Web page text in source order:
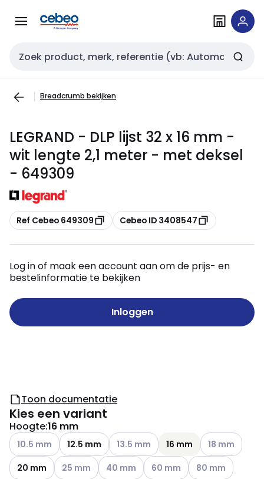
naar
naar
Zoekveld invoer
Breadcrumb bekijken
LEGRAND - DLP lijst 32 x 16 mm -
wit lengte 2,1 meter - met deksel
- 649309
Kopiëren
Ref Cebeo 649309 Kopiëren
Cebeo ID 3408547
Log in of maak een account aan om de prijs- en
bestelinformatie te bekijken
Inloggen
Toon documentatie
Kies een variant
Hoogte:16 mm
Andere varianten (Huidige combinatie niet mogelijk)
10.5 mm 12.5 mm Andere varianten (Huidige
13.5 mm 16 mm Andere
18 mm
20 mm
Andere varianten (Huidige combinatie niet
25 mm Andere varianten (Huidige combinatie
40 mm Andere varianten (Huidige
60 mm Andere varianten
80 mm